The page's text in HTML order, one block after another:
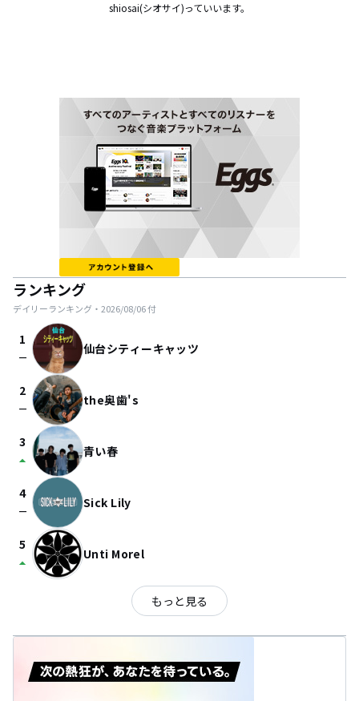
shiosai(シオサイ)っていいます。
ランキング
デイリーランキング・ 2026/08/06付
1
check_indeterminate_small 仙台シティーキャッツ
2
check_indeterminate_small the奥歯's
3
arrow_drop_up 青い春
4
check_indeterminate_small Sick Lily
5
arrow_drop_up Unti Morel
もっと見る